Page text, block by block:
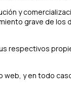
y
grave de
respectivos
web, y en todo